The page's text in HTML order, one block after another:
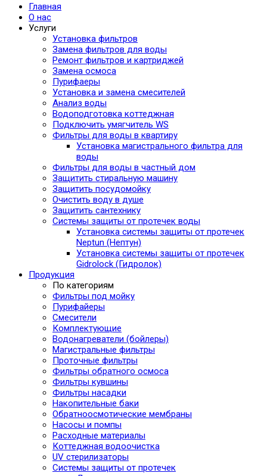
Главная
О нас
Услуги
Установка фильтров
Замена фильтров для воды
Ремонт фильтров и картриджей
Замена осмоса
Пурифаеры
Установка и замена смесителей
Анализ воды
Водоподготовка коттеджная
Подключить умягчитель WS
Фильтры для воды в квартиру
Установка магистрального фильтра для
воды
Фильтры для воды в частный дом
Защитить стиральную машину
Защитить посудомойку
Очистить воду в душе
Защитить сантехнику
Системы защиты от протечек воды
Установка системы защиты от протечек
Neptun (Нептун)
Установка системы защиты от протечек
Gidrolock (Гидролок)
Продукция
По категориям
Фильтры под мойку
Пурифайеры
Смесители
Комплектующие
Водонагреватели (бойлеры)
Магистральные фильтры
Проточные фильтры
Фильтры обратного осмоса
Фильтры кувшины
Фильтры насадки
Накопительные баки
Обратноосмотические мембраны
Насосы и помпы
Расходные материалы
Коттеджная водоочистка
UV стерилизаторы
Системы защиты от протечек